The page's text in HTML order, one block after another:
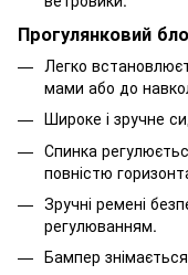
Прогулянковий
Легко
мами або до
Широке і зручне
Спинка
повністю
Зручні ремені
регулюванням.
Бампер